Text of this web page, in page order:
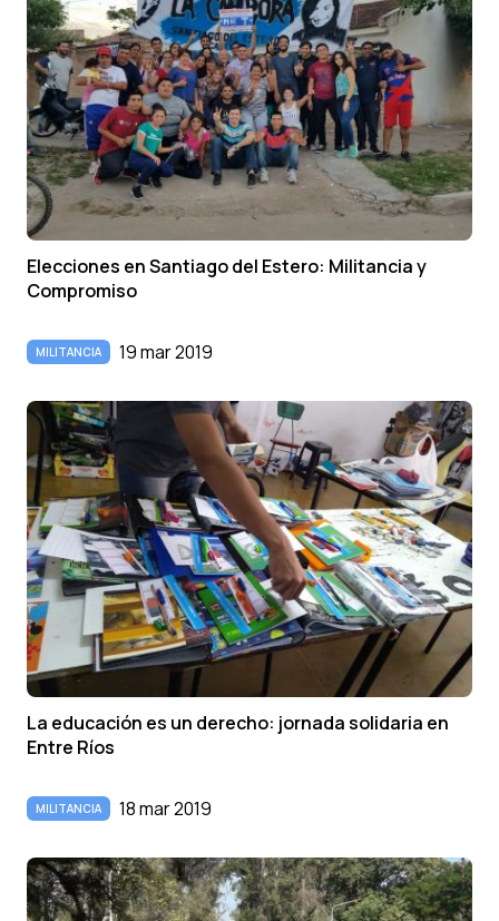
Elecciones en Santiago del Estero: Militancia y
Compromiso
MILITANCIA 19 mar 2019
La educación es un derecho: jornada solidaria en
Entre Rí­os
MILITANCIA 18 mar 2019